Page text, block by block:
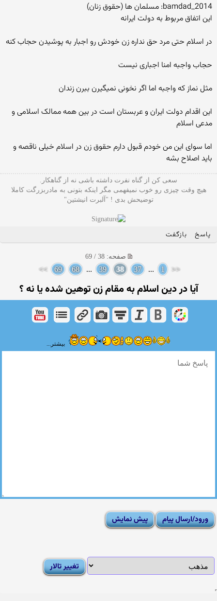
bamdad_2014: مسلمان ها (حقوق زنان)
این اتفاق مربوط به دولت ایرانه
در اسلام حتی مرد حق نداره زن خودش رو اجبار به پوشیدن حجاب کنه
حجاب واجبه امنا اجباری نیست
مثل نماز که واجبه اما اگر نخونی نمیگیرن ببرن زندان
این اقدام دولت ایران و عربستان است در بین همه ممالک اسلامی و
مدعی اسلام
اما سوای این من خودم قبول دارم حقوق زن در اسلام خیلی ناقصه و
باید اصلاح بشه
سعی کن از گناه نفرت داشته باشی نه از گناهکار.
هیچ وقت چیزی رو خوب نمیفهمی مگر اینکه بتونی به مادربزرگت کاملا
توضیحش بدی ! "آلبرت انیشتین"
پاسخ بازگفت
صفحه: 38 / 69
<<
1
...
37
38
39
...
68
69
>>
آیا در دین اسلام به مقام زن توهین شده یا نه ؟
بیشتر...